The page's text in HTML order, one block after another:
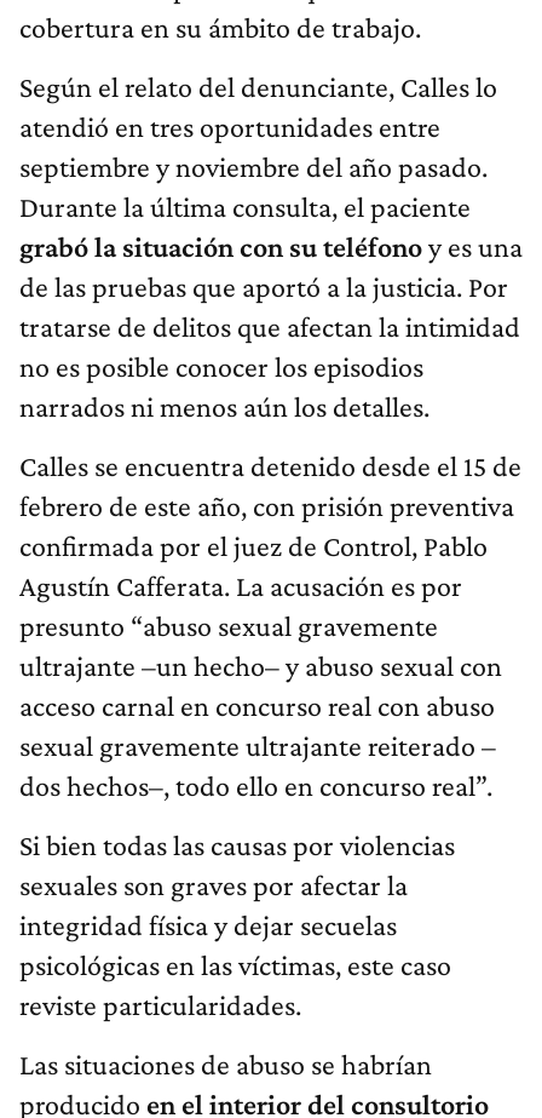
cobertura en su ámbito de trabajo.
Según el relato del denunciante, Calles lo
atendió en tres oportunidades entre
septiembre y noviembre del año pasado.
Durante la última consulta, el paciente
grabó la situación con su teléfonoy es una
de las pruebas que aportó a la justicia. Por
tratarse de delitos que afectan la intimidad
no es posible conocer los episodios
narrados ni menos aún los detalles.
Calles se encuentra detenido desde el 15 de
febrero de este año, con prisión preventiva
confirmada por el juez de Control, Pablo
Agustín Cafferata. La acusación es por
presunto “abuso sexual gravemente
ultrajante –un hecho– y abuso sexual con
acceso carnal en concurso real con abuso
sexual gravemente ultrajante reiterado –
dos hechos–, todo ello en concurso real”.
Si bien todas las causas por violencias
sexuales son graves por afectar la
integridad física y dejar secuelas
psicológicas en las víctimas, este caso
reviste particularidades.
Las situaciones de abuso se habrían
producido en el interior del consultorio